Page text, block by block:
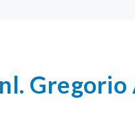
Gregorio